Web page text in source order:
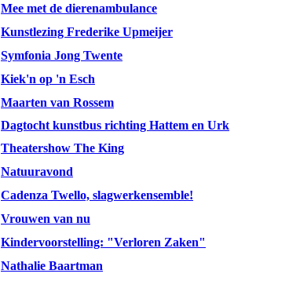
Mee met de dierenambulance
Kunstlezing Frederike Upmeijer
Symfonia Jong Twente
Kiek'n op 'n Esch
Maarten van Rossem
Dagtocht kunstbus richting Hattem en Urk
Theatershow The King
Natuuravond
Cadenza Twello, slagwerkensemble!
Vrouwen van nu
Kindervoorstelling: "Verloren Zaken"
Nathalie Baartman